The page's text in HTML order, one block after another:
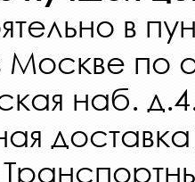
в
Москве по
наб.